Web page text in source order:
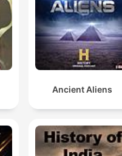
Ancient Aliens